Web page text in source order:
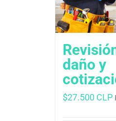
daño y
$27.500 CLP